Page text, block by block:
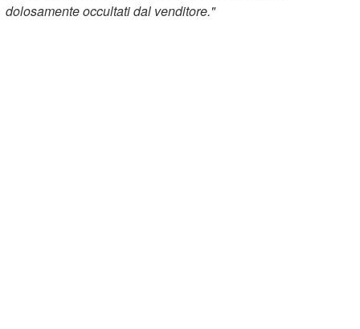
dolosamente occultati dal venditore."